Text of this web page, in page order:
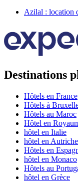
Azilal : location
Destinations
Hôtels en France
Hôtels à
Hôtels au Maroc
Hôtel en
hôtel en Italie
hôtel en Autriche
Hôtels en
hôtel en Monaco
Hôtels au
hôtel en Grèce